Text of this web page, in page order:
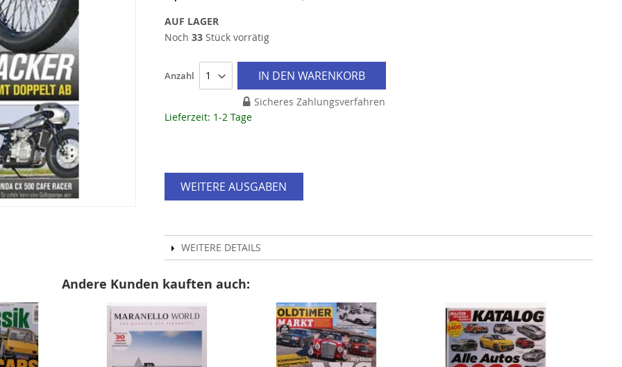
AUF LAGER
Noch 33Stück vorrätig
Anzahl IN DEN WARENKORB
Sicheres Zahlungsverfahren
Lieferzeit: 1-2 Tage
WEITERE AUSGABEN
WEITERE DETAILS
Andere Kunden kauften auch: